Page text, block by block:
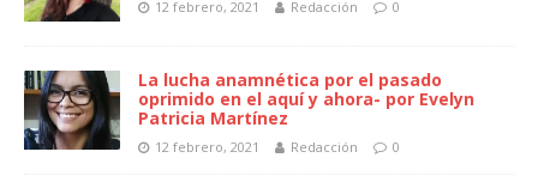
12 febrero, 2021 Redacción 0
La lucha anamnética por el pasado
oprimido en el aquí y ahora- por Evelyn
Patricia Martínez
12 febrero, 2021 Redacción 0